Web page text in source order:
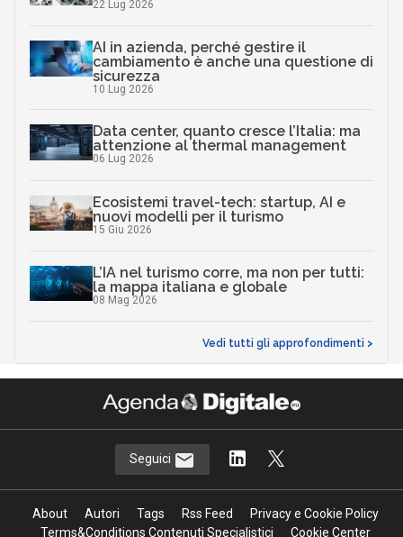
22 Lug 2026
AI in azienda, perché gestire il
cambiamento è anche una questione di
sicurezza
10 Lug 2026
Data center, quanto cresce l’Italia: ma
attenzione al thermal management
06 Lug 2026
Ecosistemi travel-tech: startup, AI e
nuovi modelli per il turismo
15 Giu 2026
L’IA nel turismo corre, ma non per tutti:
la mappa italiana e globale
08 Mag 2026
Vedi tutti gli approfondimenti >
Seguici
About Autori Tags Rss Feed
Privacy e Cookie Policy
Terms&Conditions Contenuti Specialistici
Cookie Center